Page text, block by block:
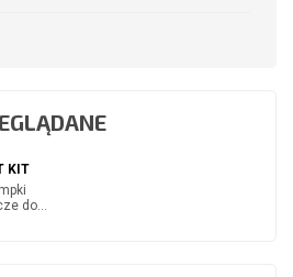
KIT
do...